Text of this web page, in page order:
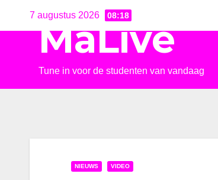
7 augustus 2026 08:18
MaLive
Tune in voor de studenten van vandaag
NIEUWS VIDEO